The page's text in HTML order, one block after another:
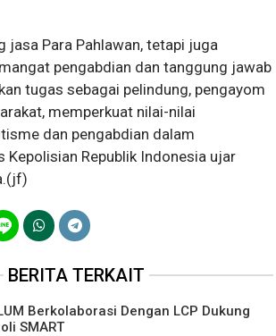
jasa Para Pahlawan, tetapi juga
pengabdian dan tanggung jawab
tugas sebagai pelindung, pengayom
memperkuat nilai-nilai
dan pengabdian dalam
Kepolisian Republik Indonesia ujar
BERITA TERKAIT
Berkolaborasi Dengan LCP Dukung
SMART